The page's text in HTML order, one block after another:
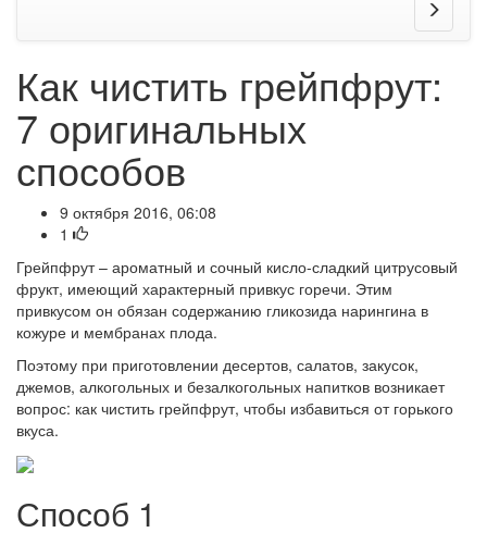
Как чистить грейпфрут:
7 оригинальных
способов
9 октября 2016, 06:08
1
Грейпфрут – ароматный и сочный кисло-сладкий цитрусовый
фрукт, имеющий характерный привкус горечи. Этим
привкусом он обязан содержанию гликозида нарингина в
кожуре и мембранах плода.
Поэтому при приготовлении десертов, салатов, закусок,
джемов, алкогольных и безалкогольных напитков возникает
вопрос: как чистить грейпфрут, чтобы избавиться от горького
вкуса.
Способ 1